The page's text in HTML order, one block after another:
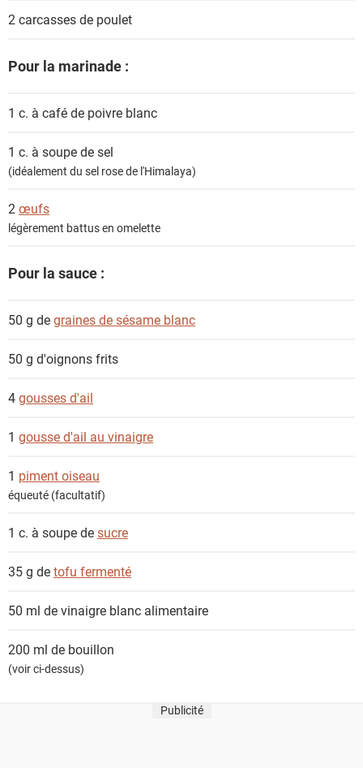
2 carcasses de poulet
Pour la marinade :
1 c. à café de poivre blanc
1 c. à soupe desel
(idéalement du sel rose de l'Himalaya)
2 œufs
légèrement battus en omelette
Pour la sauce :
50 g degraines de sésame blanc
50 g d'oignons frits
4gousses d'ail
1 gousse d'ail au vinaigre
1 piment oiseau
équeuté (facultatif)
1 c. à soupe desucre
35 g detofu fermenté
50 ml devinaigre blanc alimentaire
200 ml de bouillon
(voir ci-dessus)
Publicité